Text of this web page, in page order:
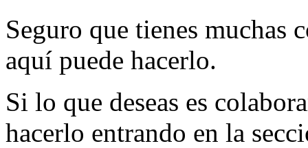
Seguro que tienes muchas
aquí puede hacerlo.
Si lo que deseas es
hacerlo entrando en la